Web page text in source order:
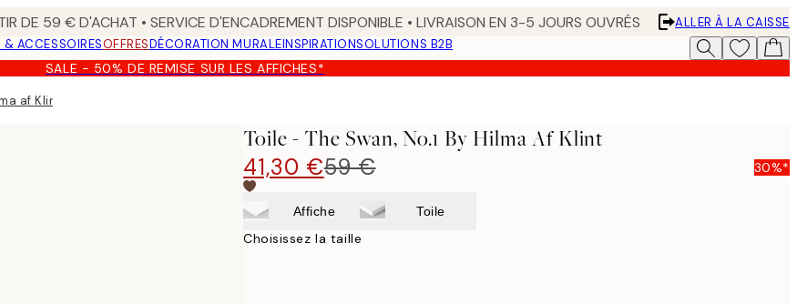
DE 59 € D'ACHAT • SERVICE D'ENCADREMENT DISPONIBLE • LIVRAISON EN 3-5 JOURS OUVRÉS
ALLER À LA CAISSE
& ACCESSOIRESOFFRESDÉCORATION MURALEINSPIRATIONSOLUTIONS B2B
SALE - 50% DE REMISE SUR LES AFFICHES*
af Klint
Toile - The Swan, No.1 By Hilma Af Klint
41,30 €59 € 30%*
Affiche Toile
Choisissez la taille